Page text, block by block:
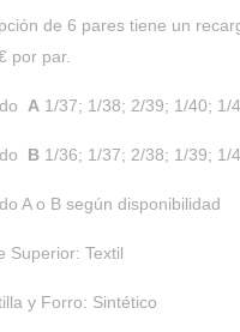
de 6 pares tiene un
por par.
A 1/37; 1/38; 2/39; 1/40; 1/
B 1/36; 1/37; 2/38; 1/39; 1/
A o B según disponibilidad
Superior: Textil
y Forro: Sintético